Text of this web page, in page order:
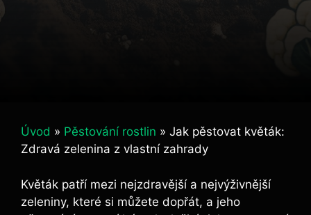
Úvod » Pěstování rostlin » Jak pěstovat květák:
Zdravá zelenina z vlastní zahrady
Květák patří mezi nejzdravější a nejvýživnější
zeleniny, které si můžete dopřát, a jeho